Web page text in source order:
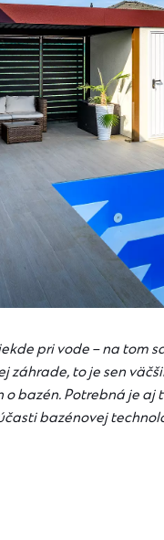
pri vode – na tom
záhrade, to je sen
o bazén. Potrebná je aj
bazénovej